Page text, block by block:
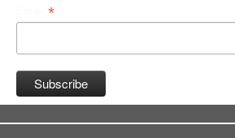
*